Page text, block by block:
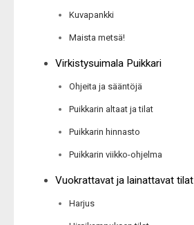
Kuvapankki
Maista metsä!
Virkistysuimala Puikkari
Ohjeita ja sääntöjä
Puikkarin altaat ja tilat
Puikkarin hinnasto
Puikkarin viikko-ohjelma
Vuokrattavat ja lainattavat tilat
Harjus